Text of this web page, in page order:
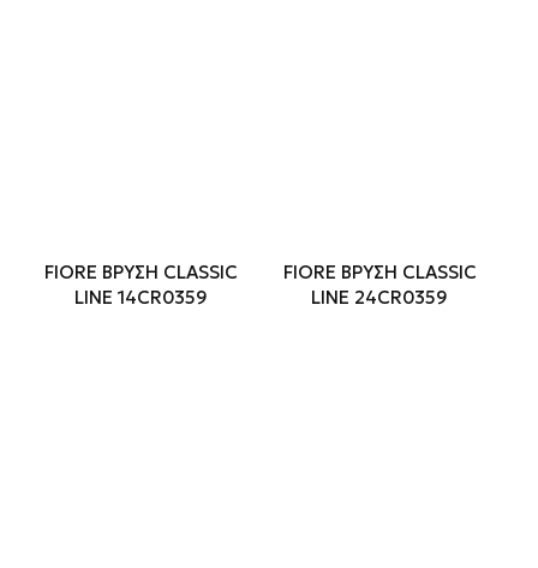
FIORE ΒΡΥΣΗ CLASSIC
LINE 14CR0359
FIORE ΒΡΥΣΗ CLASSIC
LINE 24CR0359